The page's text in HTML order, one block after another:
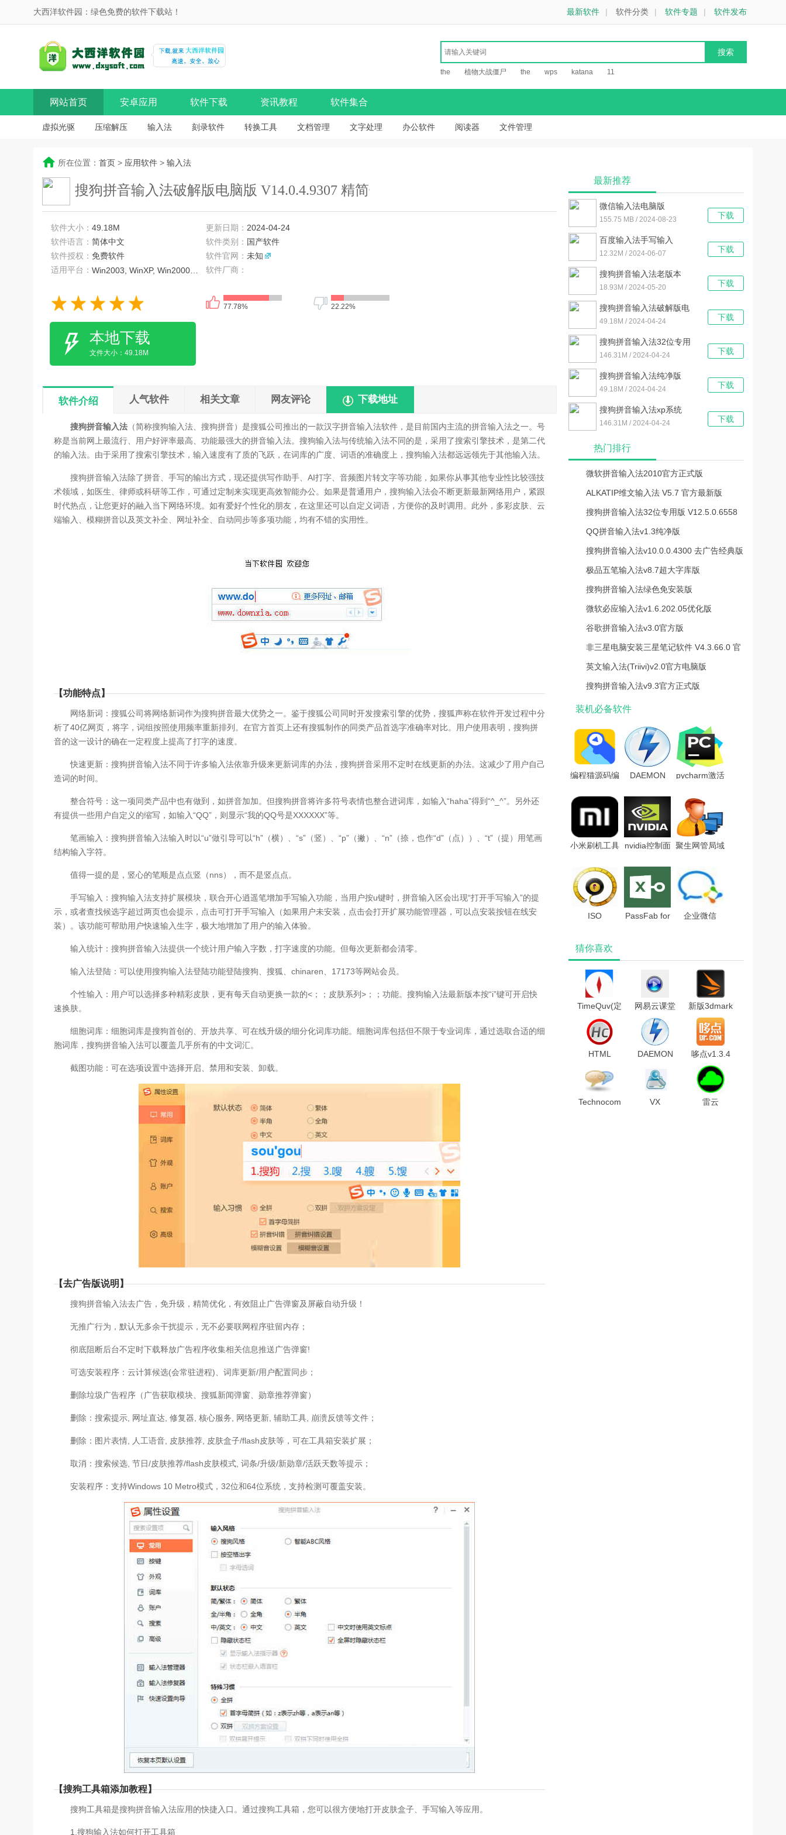
大西洋软件园：绿色免费的软件下载站！ 最新软件 | 软件分类 | 软件专题 | 软件发布
the 植物大战僵尸 the wps katana 11
网站首页 安卓应用 软件下载 资讯教程 软件集合
虚拟光驱 压缩解压 输入法 刻录软件 转换工具 文档管理 文字处理 办公软件 阅读器 文件管理
所在位置： 首页 > 应用软件 > 输入法
搜狗拼音输入法破解版电脑版 V14.0.4.9307 精简优化版
软件大小： 49.18M 更新日期： 2024-04-24
软件语言： 简体中文 软件类别： 国产软件
软件授权： 免费软件 软件官网： 未知
适用平台：
Win2003, WinXP, Win2000, Vista, Win7, Win8 软件厂商：
77.78% 22.22%
本地下载
文件大小：49.18M
软件介绍 人气软件 相关文章 网友评论 下载地址
搜狗拼音输入法 （简称搜狗输入法、搜狗拼音）是搜狐公司推出的一款汉字拼音输入法软件，是目前国内主流的拼音输入法之一。号
称是当前网上最流行、用户好评率最高、功能最强大的拼音输入法。搜狗输入法与传统输入法不同的是，采用了搜索引擎技术，是第二代
的输入法。由于采用了搜索引擎技术，输入速度有了质的飞跃，在词库的广度、词语的准确度上，搜狗输入法都远远领先于其他输入法。
搜狗拼音输入法除了拼音、手写的输出方式，现还提供写作助手、AI打字、音频图片转文字等功能，如果你从事其他专业性比较强技
术领域，如医生、律师或科研等工作，可通过定制来实现更高效智能办公。如果是普通用户，搜狗输入法会不断更新最新网络用户，紧跟
时代热点，让您更好的融入当下网络环境。如有爱好个性化的朋友，在这里还可以自定义词语，方便你的及时调用。此外，多彩皮肤、云
端输入、模糊拼音以及英文补全、网址补全、自动同步等多项功能，均有不错的实用性。
【功能特点】
网络新词：搜狐公司将网络新词作为搜狗拼音最大优势之一。鉴于搜狐公司同时开发搜索引擎的优势，搜狐声称在软件开发过程中分
析了40亿网页，将字，词组按照使用频率重新排列。在官方首页上还有搜狐制作的同类产品首选字准确率对比。用户使用表明，搜狗拼
音的这一设计的确在一定程度上提高了打字的速度。
快速更新：搜狗拼音输入法不同于许多输入法依靠升级来更新词库的办法，搜狗拼音采用不定时在线更新的办法。这减少了用户自己
造词的时间。
整合符号：这一项同类产品中也有做到，如拼音加加。但搜狗拼音将许多符号表情也整合进词库，如输入“haha”得到“^_^”。另外还
有提供一些用户自定义的缩写，如输入“QQ”，则显示“我的QQ号是XXXXXX”等。
笔画输入：搜狗拼音输入法输入时以“u”做引导可以“h”（横）、“s”（竖）、“p”（撇）、“n”（捺，也作“d”（点））、“t”（提）用笔画
结构输入字符。
值得一提的是，竖心的笔顺是点点竖（nns），而不是竖点点。
手写输入：搜狗输入法支持扩展模块，联合开心逍遥笔增加手写输入功能，当用户按u键时，拼音输入区会出现“打开手写输入”的提
示，或者查找候选字超过两页也会提示，点击可打开手写输入（如果用户未安装，点击会打开扩展功能管理器，可以点安装按钮在线安
装）。该功能可帮助用户快速输入生字，极大地增加了用户的输入体验。
输入统计：搜狗拼音输入法提供一个统计用户输入字数，打字速度的功能。但每次更新都会清零。
输入法登陆：可以使用搜狗输入法登陆功能登陆搜狗、搜狐、chinaren、17173等网站会员。
个性输入：用户可以选择多种精彩皮肤，更有每天自动更换一款的<；；皮肤系列>；；功能。搜狗输入法最新版本按“i”键可开启快
速换肤。
细胞词库：细胞词库是搜狗首创的、开放共享、可在线升级的细分化词库功能。细胞词库包括但不限于专业词库，通过选取合适的细
胞词库，搜狗拼音输入法可以覆盖几乎所有的中文词汇。
截图功能：可在选项设置中选择开启、禁用和安装、卸载。
【去广告版说明】
搜狗拼音输入法去广告，免升级，精简优化，有效阻止广告弹窗及屏蔽自动升级！
无推广行为，默认无多余干扰提示，无不必要联网程序驻留内存；
彻底阻断后台不定时下载释放广告程序收集相关信息推送广告弹窗!
可选安装程序：云计算候选(会常驻进程)、词库更新/用户配置同步；
删除垃圾广告程序（广告获取模块、搜狐新闻弹窗、勋章推荐弹窗）
删除：搜索提示, 网址直达, 修复器, 核心服务, 网络更新, 辅助工具, 崩溃反馈等文件；
删除：图片表情, 人工语音, 皮肤推荐, 皮肤盒子/flash皮肤等，可在工具箱安装扩展；
取消：搜索候选, 节日/皮肤推荐/flash皮肤模式, 词条/升级/新勋章/活跃天数等提示；
安装程序：支持Windows 10 Metro模式，32位和64位系统，支持检测可覆盖安装。
【搜狗工具箱添加教程】
搜狗工具箱是搜狗拼音输入法应用的快捷入口。通过搜狗工具箱，您可以很方便地打开皮肤盒子、手写输入等应用。
1.搜狗输入法如何打开工具箱
最新推荐
下载
微信输入法电脑版
1.2.3.655
155.75 MB / 2024-08-23
下载
百度输入法手写输入
V1.1.1.95 最新免费版
12.32M / 2024-06-07
下载
搜狗拼音输入法老版本
V6.7 PC旧版
18.93M / 2024-05-20
下载
搜狗拼音输入法破解版电
脑版 V14.0.4.9307 精简优
化版
49.18M / 2024-04-24
下载
搜狗拼音输入法32位专用
版 V14.0.4.9307 官方最新
版
146.31M / 2024-04-24
下载
搜狗拼音输入法纯净版
V14.0.4.9307 最新免费版
49.18M / 2024-04-24
下载
搜狗拼音输入法xp系统
V14.0.4.9307 官方最新版
146.31M / 2024-04-24
热门排行
微软拼音输入法2010官方正式版
ALKATIP维文输入法 V5.7 官方最新版
搜狗拼音输入法32位专用版 V12.5.0.6558
官方最新版
QQ拼音输入法v1.3纯净版
搜狗拼音输入法v10.0.0.4300 去广告经典版
本
极品五笔输入法v8.7超大字库版
搜狗拼音输入法绿色免安装版
V12.5.0.6558 绿色便携版
微软必应输入法v1.6.202.05优化版
谷歌拼音输入法v3.0官方版
非三星电脑安装三星笔记软件 V4.3.66.0 官
方最新版
英文输入法(Triivi)v2.0官方电脑版
搜狗拼音输入法v9.3官方正式版
装机必备软件
编程猫源码编
官方XP版
DAEMON
破解补丁
pycharm激活
小米刷机工具
官方版
nvidia控制面
v9.15.0428
聚生网管局域
2019
ISO
中文绿色版
PassFab for
文破解版(附破
企业微信
猜你喜欢
TimeQuv(定
器)v5.6.5.9
绿色免费版
网易云课堂
课程下载器
v2.4绿色版
新版3dmark
最新破解版
V2.22.7359
Win10版
HTML
打包exe工
具)v2019.1
DAEMON
11中文破解
版
哆点v1.3.4
电脑免费版
Technocom
VX
雷云